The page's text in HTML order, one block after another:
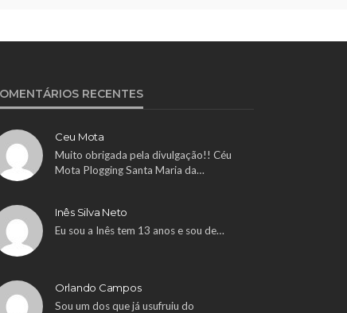
RECENTES
Ceu Mota
Muito obrigada pela divulgação!! Céu
Mota Plogging Santa Maria da…
Inês Silva Neto
Eu sou a Inês tem 13 anos e sou de…
Orlando Campos
Sou um dos que já usufruiu do